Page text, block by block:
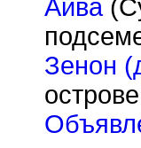
Айва
Зенон